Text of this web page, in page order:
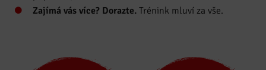
Zajímá vás více? Dorazte.Trénink mluví za vše.